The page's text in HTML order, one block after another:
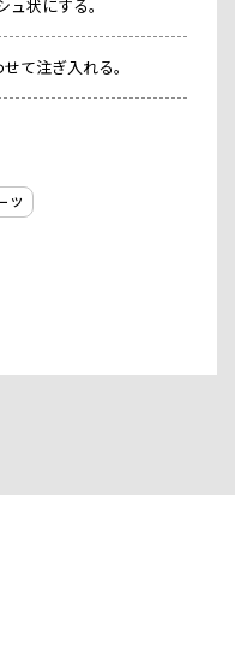
状にする。
て注ぎ入れる。
ツ